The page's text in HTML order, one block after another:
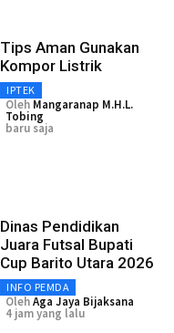
Tips Aman Gunakan
Kompor Listrik
IPTEK
Oleh Mangaranap M.H.L.
Tobing
baru saja
Dinas Pendidikan
Juara Futsal Bupati
Cup Barito Utara 2026
INFO PEMDA
OlehAga Jaya Bijaksana
4 jam yang lalu